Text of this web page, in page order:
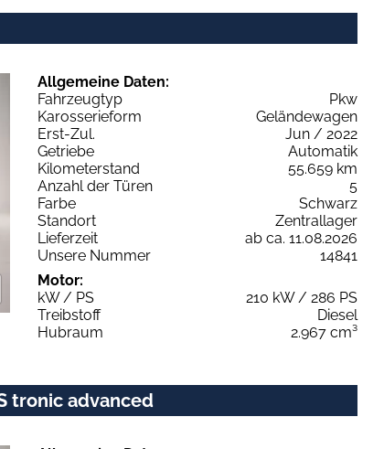
Allgemeine Daten:
Fahrzeugtyp
Pkw
Karosserieform
Geländewagen
Erst-Zul.
Jun / 2022
Getriebe
Automatik
Kilometerstand
55.659 km
Anzahl der Türen
5
Farbe
Schwarz
Standort
Zentrallager
Lieferzeit
ab ca. 11.08.2026
Unsere Nummer
14841
Motor:
kW / PS
210 kW / 286 PS
Treibstoff
Diesel
Hubraum
2.967 cm³
tronic advanced